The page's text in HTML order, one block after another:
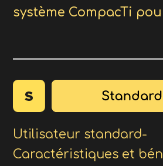
système CompacTi
Utilisateur standard-
Caractéristiques et